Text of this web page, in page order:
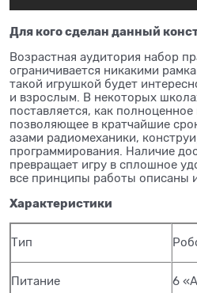
Для кого сделан данный
Возрастная аудитория набор
ограничивается никакими
такой игрушкой будет
и взрослым. В некоторых
поставляется, как
позволяющее в кратчайшие
азами радиомеханики,
программирования. Наличие
превращает игру в сплошное
все принципы работы описаны
Характеристики
Тип
Питание 6